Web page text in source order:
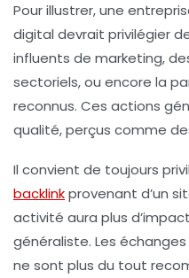
Pour illustrer, une
digital devrait privilégier
influents de marketing,
sectoriels, ou encore la
reconnus. Ces actions
qualité, perçus comme
Il convient de toujours
backlinkprovenant d’un
activité aura plus d’impact
généraliste. Les
ne sont plus du tout